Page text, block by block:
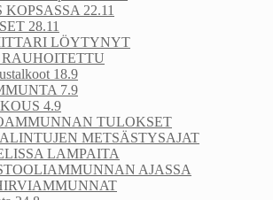
22.11
28.11
LÖYTYNYT
18.9
7.9
4.9
TULOKSET
METSÄSTYSAJAT
LAMPAITA
AJASSA